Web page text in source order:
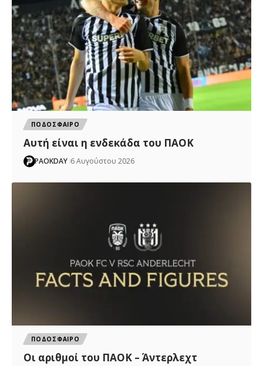
ΠΟΔΟΣΦΑΙΡΟ
Αυτή είναι η ενδεκάδα του ΠΑΟΚ
PAOKDAY 6 Αυγούστου 2026
ΠΟΔΟΣΦΑΙΡΟ
Oι αριθμοί του ΠΑΟΚ – Άντερλεχτ